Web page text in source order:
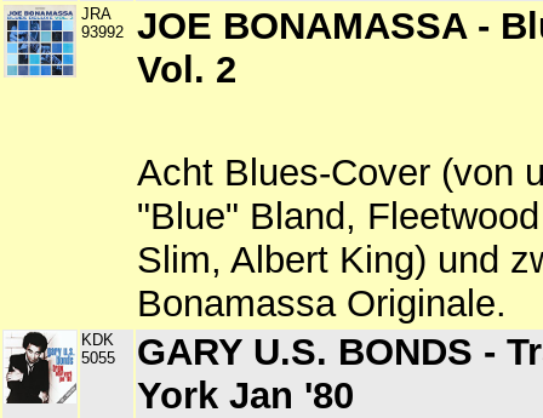
JRA
93992
JOE BONAMASSA -
Vol. 2
Acht Blues-Cover (von
"Blue" Bland,
Slim, Albert King) und
Bonamassa Originale.
KDK
5055
GARY U.S. BONDS -
York Jan '80